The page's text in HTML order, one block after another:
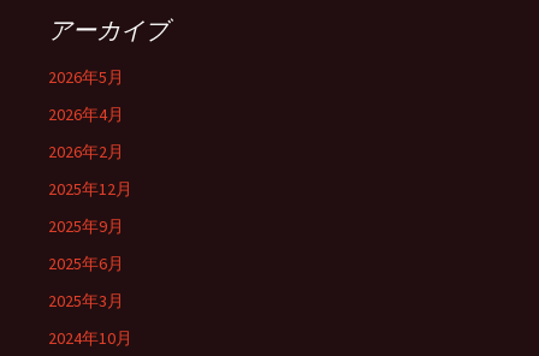
アーカイブ
2026年5月
2026年4月
2026年2月
2025年12月
2025年9月
2025年6月
2025年3月
2024年10月